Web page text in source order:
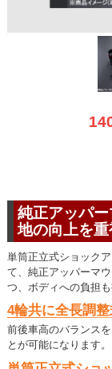
純正アッパ
地の向上を重
単筒正立式ショック
て、純正アッパーマ
つ、ボディへの負担
4輪共に全長調
前後車高のバランス
とが可能になります。